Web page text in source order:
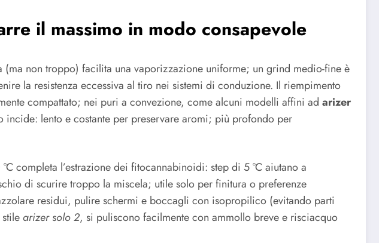
il massimo in modo consapevole
(ma non troppo) facilita una vaporizzazione uniforme; un grind medio-fine è
la resistenza eccessiva al tiro nei sistemi di conduzione. Il riempimento
compattato; nei puri a convezione, come alcuni modelli affini ad arizer
lento e costante per preservare aromi; più profondo per
completa l’estrazione dei fitocannabinoidi: step di 5 °C aiutano a
di scurire troppo la miscela; utile solo per finitura o preferenze
residui, pulire schermi e boccagli con isopropilico (evitando parti
arizer solo 2, si puliscono facilmente con ammollo breve e risciacquo